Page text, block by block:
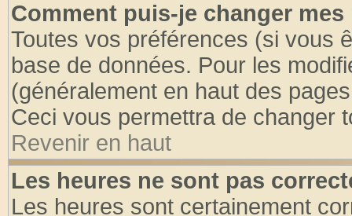
Comment puis-je changer mes
Toutes vos préférences (si vous
base de données. Pour les
(généralement en haut des
Ceci vous permettra de changer
Revenir en haut
Les heures ne sont pas
Les heures sont certainement